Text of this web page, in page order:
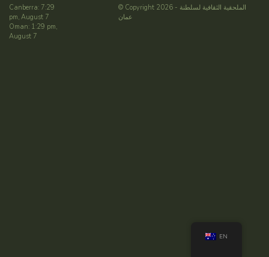
Canberra: 7:29
pm, August 7
Oman: 1:29 pm,
August 7
© Copyright 2026 - الملحقية الثقافية لسلطنة
عمان
EN